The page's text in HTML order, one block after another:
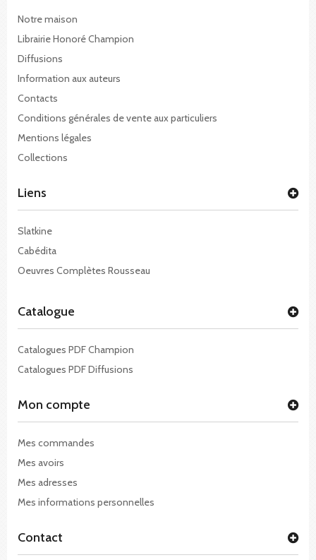
Notre maison
Librairie Honoré Champion
Diffusions
Information aux auteurs
Contacts
Conditions générales de vente aux particuliers
Mentions légales
Collections
Liens
Slatkine
Cabédita
Oeuvres Complètes Rousseau
Catalogue
Catalogues PDF Champion
Catalogues PDF Diffusions
Mon compte
Mes commandes
Mes avoirs
Mes adresses
Mes informations personnelles
Contact